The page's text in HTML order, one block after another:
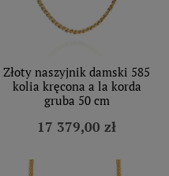
Złoty naszyjnik damski 585
kolia kręcona a la korda
gruba 50 cm
17 379,00 zł